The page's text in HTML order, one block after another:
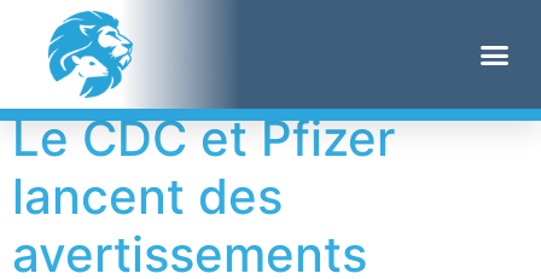
Étiquette :
Le CDC et Pfizer
lancent des
avertissements